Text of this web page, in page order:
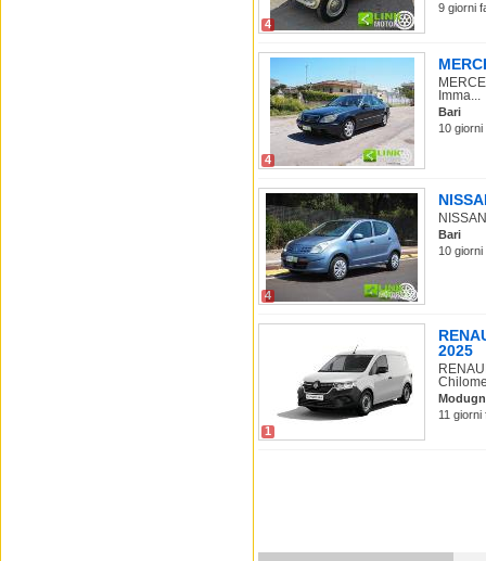
4
9 giorni
4
Imma...
Bari
10
4
Bari
10
1
2025
11 giorni